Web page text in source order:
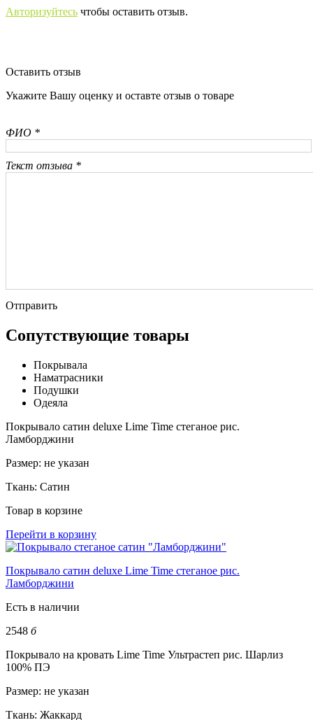
Авторизуйтесь чтобы оставить отзыв.
Оставить отзыв
Укажите Вашу оценку и оставте отзыв о товаре
ФИО *
Текст отзыва *
Отправить
Сопутствующие товары
Покрывала
Наматрасники
Подушки
Одеяла
Покрывало сатин deluxe Lime Time стеганое рис.
Ламборджини
Размер: не указан
Ткань: Сатин
Товар в корзине
Перейти в корзину
Покрывало сатин deluxe Lime Time стеганое рис.
Ламборджини
Есть в наличии
2548 б
Покрывало на кровать Lime Time Ультрастеп рис. Шарлиз
100% ПЭ
Размер: не указан
Ткань: Жаккард